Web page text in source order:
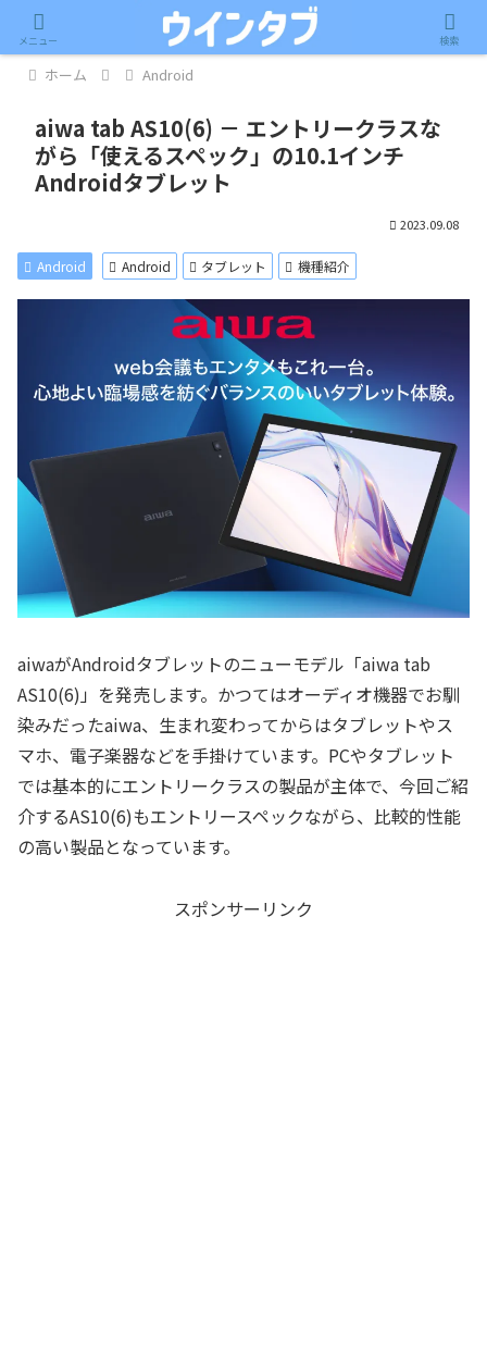
記事内に広告が含まれています。
ホーム Android
aiwa tab AS10(6) － エントリークラスな
がら「使えるスペック」の10.1インチ
Androidタブレット
2023.09.08
Android Android タブレット 機種紹介
aiwaがAndroidタブレットのニューモデル「aiwa tab
AS10(6)」を発売します。かつてはオーディオ機器でお馴
染みだったaiwa、生まれ変わってからはタブレットやス
マホ、電子楽器などを手掛けています。PCやタブレット
では基本的にエントリークラスの製品が主体で、今回ご紹
介するAS10(6)もエントリースペックながら、比較的性能
の高い製品となっています。
スポンサーリンク
メニュー 検索